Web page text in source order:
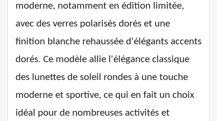
moderne, notamment en édition limitée,
avec des verres polarisés dorés et une
finition blanche rehaussée d'élégants accents
dorés. Ce modèle allie l'élégance classique
des lunettes de soleil rondes à une touche
moderne et sportive, ce qui en fait un choix
idéal pour de nombreuses activités et